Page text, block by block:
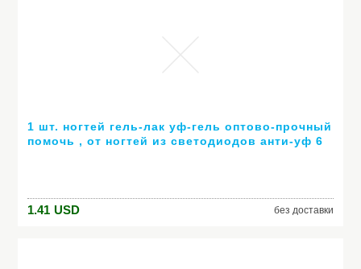
1 шт. ногтей гель-лак уф-гель оптово-прочный
помочь , от ногтей из светодиодов анти-уф 6
1.41 USD без доставки